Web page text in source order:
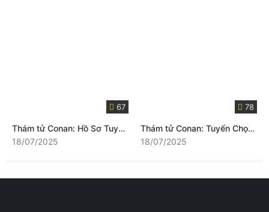
67
Thám tử Conan: Hồ Sơ Tuyệt Mật
18/07/2025
78
Thám tử Conan: Tuyển Chọn Đặc Biệt
18/07/2025